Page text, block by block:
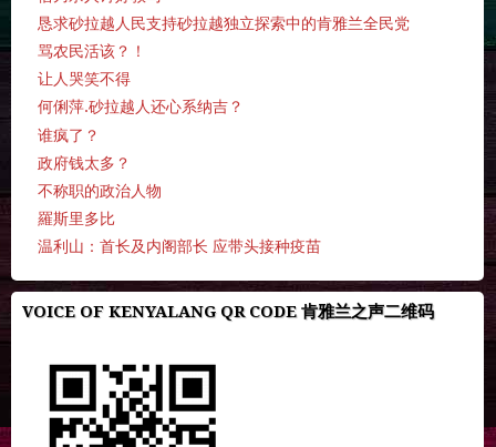
恳求砂拉越人民支持砂拉越独立探索中的肯雅兰全民党
骂农民活该？！
让人哭笑不得
何俐萍.砂拉越人还心系纳吉？
谁疯了？
政府钱太多？
不称职的政治人物
羅斯里多比
温利山：首长及内阁部长 应带头接种疫苗
VOICE OF KENYALANG QR CODE 肯雅兰之声二维码